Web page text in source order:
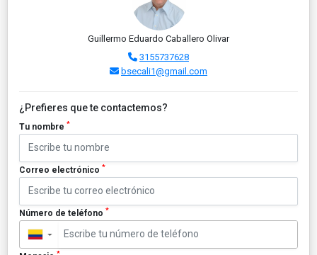
Guillermo Eduardo Caballero Olivar
3155737628
bsecali1@gmail.com
¿Prefieres que te contactemos?
Tu nombre *
Correo electrónico *
Número de teléfono *
▼